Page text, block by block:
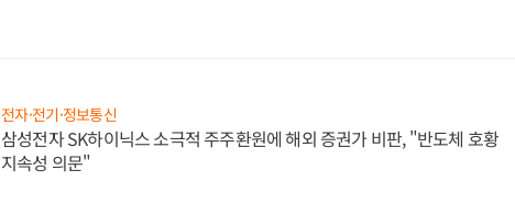
전자·전기·정보통신
삼성전자 SK하이닉스 소극적 주주환원에 해외 증권가 비판, "반도체 호황
지속성 의문"